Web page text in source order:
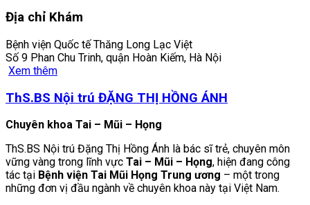
Địa chỉ Khám
Bệnh viện Quốc tế Thăng Long Lạc Việt
Số 9 Phan Chu Trinh, quận Hoàn Kiếm, Hà Nội
Xem thêm
ThS.BS Nội trú ĐẶNG THỊ HỒNG ÁNH
Chuyên khoa Tai – Mũi – Họng
ThS.BS Nội trú Đặng Thị Hồng Ánh là bác sĩ trẻ, chuyên môn
vững vàng trong lĩnh vực Tai – Mũi – Họng, hiện đang công
tác tại Bệnh viện Tai Mũi Họng Trung ương – một trong
những đơn vị đầu ngành về chuyên khoa này tại Việt Nam.